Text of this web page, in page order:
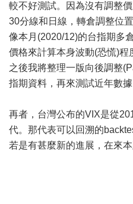
較不好測試。因為沒有調整
30分線和日線，轉倉調整位置
像本月(2020/12)的台指期多
價格來計算本身波動(恐慌)程
之後我將整理一版向後調整
指期資料，再來測試近年數據
再者，台灣公布的VIX是從
代。那代表可以回溯的
若是有甚麼新的進展，在來本